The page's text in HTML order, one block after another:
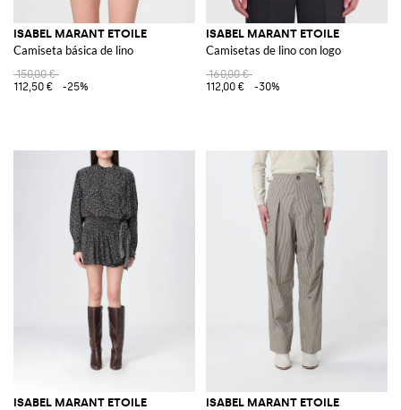
ISABEL MARANT ETOILE
Camiseta básica de lino
150,00 €
112,50 €
-25%
ISABEL MARANT ETOILE
Camisetas de lino con logo
160,00 €
112,00 €
-30%
ISABEL MARANT ETOILE ISABEL MARANT ETOILE